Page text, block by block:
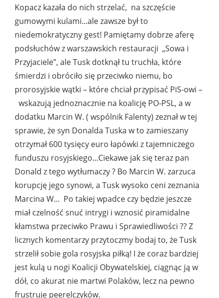
Kopacz kazała do nich strzelać, na szczęście
gumowymi kulami...ale zawsze był to
niedemokratyczny gest! Pamiętamy dobrze aferę
podsłuchów z warszawskich restauracji „Sowa i
Przyjaciele”, ale Tusk dotknął tu truchła, które
śmierdzi i obróciło się przeciwko niemu, bo
prorosyjskie wątki – które chciał przypisać PiS-owi –
wskazują jednoznacznie na koalicję PO-PSL, a w
dodatku Marcin W. ( wspólnik Falenty) zeznał w tej
sprawie, że syn Donalda Tuska w to zamieszany
otrzymał 600 tysięcy euro łapówki z tajemniczego
funduszu rosyjskiego...Ciekawe jak się teraz pan
Donald z tego wytłumaczy ? Bo Marcin W. zarzuca
korupcję jego synowi, a Tusk wysoko ceni zeznania
Marcina W... Po takiej wpadce czy będzie jeszcze
miał czelność snuć intrygi i wznosić piramidalne
kłamstwa przeciwko Prawu i Sprawiedliwości ?? Z
licznych komentarzy przytoczmy bodaj to, że Tusk
strzelił sobie gola rosyjska piłką! I że coraz bardziej
jest kulą u nogi Koalicji Obywatelskiej, ciągnąc ją w
dół, co akurat nie martwi Polaków, lecz na pewno
frustruje peerelczyków.